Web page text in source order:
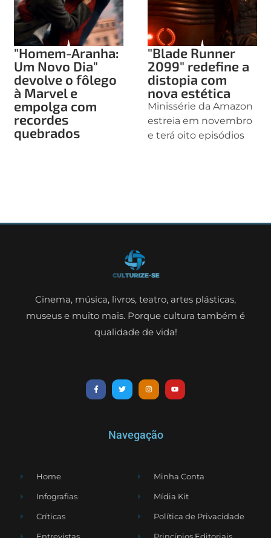
"Homem-Aranha:
Um Novo Dia"
devolve o fôlego
à Marvel e
empolga com
recordes
quebrados
"Blade Runner
2099" redefine a
distopia com
nova estética
Minissérie da Amazon
estreia em novembro
e terá oito episódios
Cinema, música, livros, teatro, artes plásticas,
museus e muito mais. Porque cultura também é
qualidade de vida!
Navegação
Home
Infografias
Críticas
Minha Conta
Mídia Kit
Política de Privacidade